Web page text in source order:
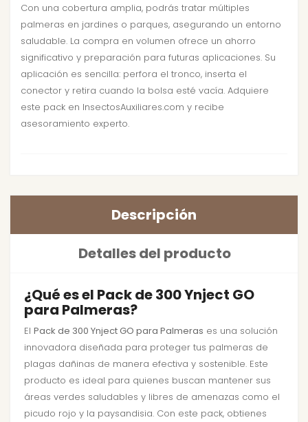
Con una cobertura amplia, podrás tratar múltiples
palmeras en jardines o parques, asegurando un entorno
saludable. La compra en volumen ofrece un ahorro
significativo y preparación para futuras aplicaciones. Su
aplicación es sencilla: perfora el tronco, inserta el
conector y retira cuando la bolsa esté vacía. Adquiere
este pack en InsectosAuxiliares.com y recibe
asesoramiento experto.
Descripción
Detalles del producto
¿Qué es el Pack de 300 Ynject GO
para Palmeras?
El Pack de 300 Ynject GO para Palmeras es una solución
innovadora diseñada para proteger tus palmeras de
plagas dañinas de manera efectiva y sostenible. Este
producto es ideal para quienes buscan mantener sus
áreas verdes saludables y libres de amenazas como el
picudo rojo y la paysandisia. Con este pack, obtienes